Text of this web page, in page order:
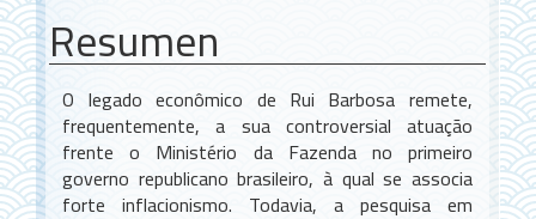
Resumen
O legado econômico de Rui Barbosa remete,
frequentemente, a sua controversial atuação
frente o Ministério da Fazenda no primeiro
governo republicano brasileiro, à qual se associa
forte inflacionismo. Todavia, a pesquisa em